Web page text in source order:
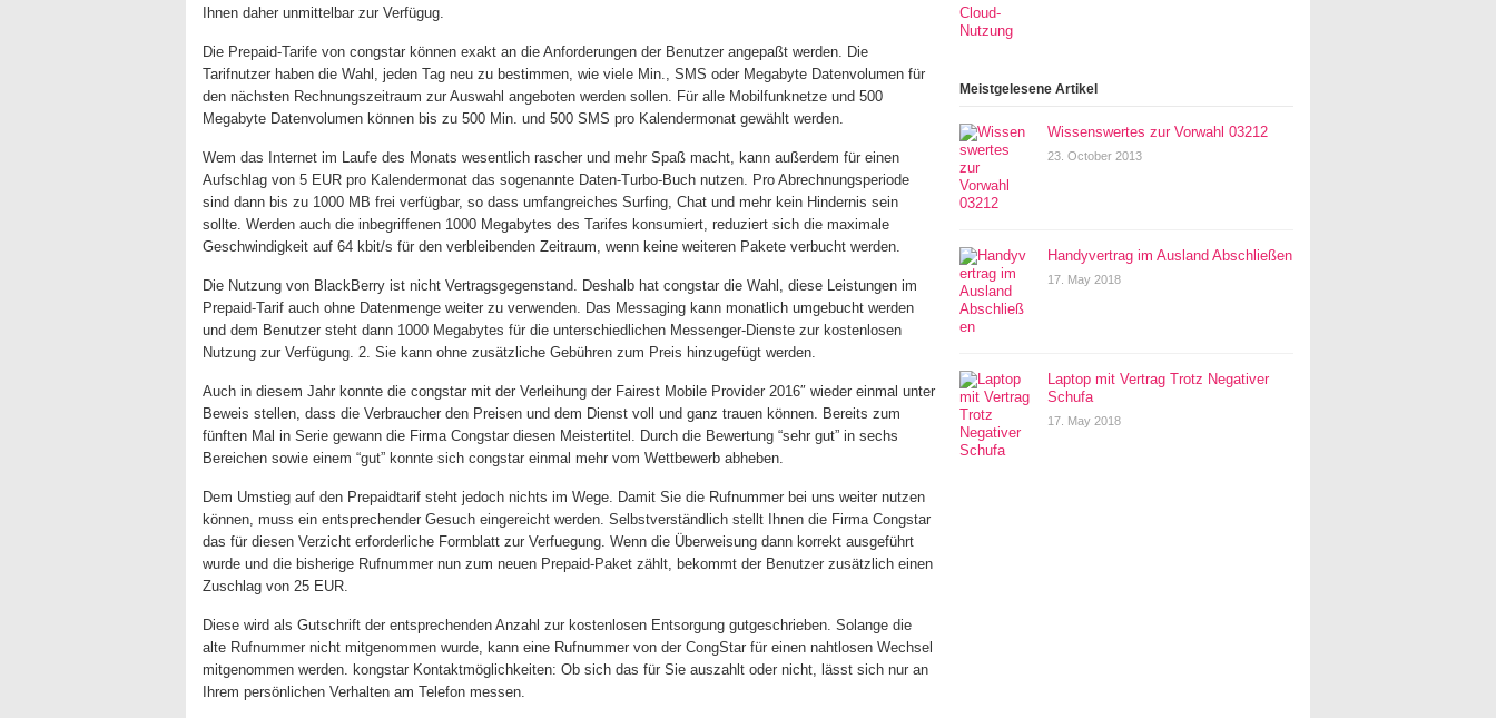
Ihnen daher unmittelbar zur Verfügug.
Die Prepaid-Tarife von congstar können exakt an die Anforderungen der Benutzer angepaßt werden. Die
Tarifnutzer haben die Wahl, jeden Tag neu zu bestimmen, wie viele Min., SMS oder Megabyte Datenvolumen für
den nächsten Rechnungszeitraum zur Auswahl angeboten werden sollen. Für alle Mobilfunknetze und 500
Megabyte Datenvolumen können bis zu 500 Min. und 500 SMS pro Kalendermonat gewählt werden.
Wem das Internet im Laufe des Monats wesentlich rascher und mehr Spaß macht, kann außerdem für einen
Aufschlag von 5 EUR pro Kalendermonat das sogenannte Daten-Turbo-Buch nutzen. Pro Abrechnungsperiode
sind dann bis zu 1000 MB frei verfügbar, so dass umfangreiches Surfing, Chat und mehr kein Hindernis sein
sollte. Werden auch die inbegriffenen 1000 Megabytes des Tarifes konsumiert, reduziert sich die maximale
Geschwindigkeit auf 64 kbit/s für den verbleibenden Zeitraum, wenn keine weiteren Pakete verbucht werden.
Die Nutzung von BlackBerry ist nicht Vertragsgegenstand. Deshalb hat congstar die Wahl, diese Leistungen im
Prepaid-Tarif auch ohne Datenmenge weiter zu verwenden. Das Messaging kann monatlich umgebucht werden
und dem Benutzer steht dann 1000 Megabytes für die unterschiedlichen Messenger-Dienste zur kostenlosen
Nutzung zur Verfügung. 2. Sie kann ohne zusätzliche Gebühren zum Preis hinzugefügt werden.
Auch in diesem Jahr konnte die congstar mit der Verleihung der Fairest Mobile Provider 2016″ wieder einmal unter
Beweis stellen, dass die Verbraucher den Preisen und dem Dienst voll und ganz trauen können. Bereits zum
fünften Mal in Serie gewann die Firma Congstar diesen Meistertitel. Durch die Bewertung “sehr gut” in sechs
Bereichen sowie einem “gut” konnte sich congstar einmal mehr vom Wettbewerb abheben.
Dem Umstieg auf den Prepaidtarif steht jedoch nichts im Wege. Damit Sie die Rufnummer bei uns weiter nutzen
können, muss ein entsprechender Gesuch eingereicht werden. Selbstverständlich stellt Ihnen die Firma Congstar
das für diesen Verzicht erforderliche Formblatt zur Verfuegung. Wenn die Überweisung dann korrekt ausgeführt
wurde und die bisherige Rufnummer nun zum neuen Prepaid-Paket zählt, bekommt der Benutzer zusätzlich einen
Zuschlag von 25 EUR.
Diese wird als Gutschrift der entsprechenden Anzahl zur kostenlosen Entsorgung gutgeschrieben. Solange die
alte Rufnummer nicht mitgenommen wurde, kann eine Rufnummer von der CongStar für einen nahtlosen Wechsel
mitgenommen werden. kongstar Kontaktmöglichkeiten: Ob sich das für Sie auszahlt oder nicht, lässt sich nur an
Ihrem persönlichen Verhalten am Telefon messen.
Meistgelesene Artikel
Wissenswertes zur Vorwahl 03212
23. October 2013
Handyvertrag im Ausland Abschließen
17. May 2018
Laptop mit Vertrag Trotz Negativer
Schufa
17. May 2018